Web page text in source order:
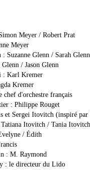
Meyer / Robert Prat
Meyer
Suzanne Glenn / Sarah Glenn
Glenn / Jason Glenn
: Karl Kremer
Kremer
chef d'orchestre français
: Philippe Rouget
et Sergei Itovitch (inspiré par
Itovitch / Tania Itovitch
/ Édith
: M. Raymond
: le directeur du Lido